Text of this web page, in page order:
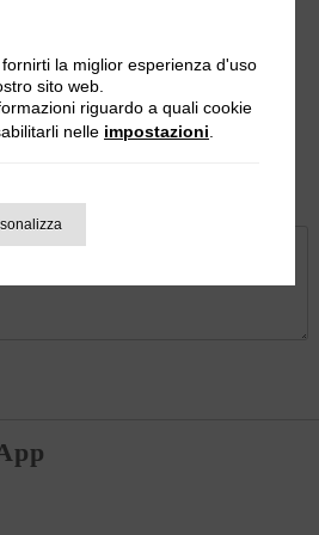
la miglior esperienza d'uso
sito web.
riguardo a quali cookie
nelle impostazioni